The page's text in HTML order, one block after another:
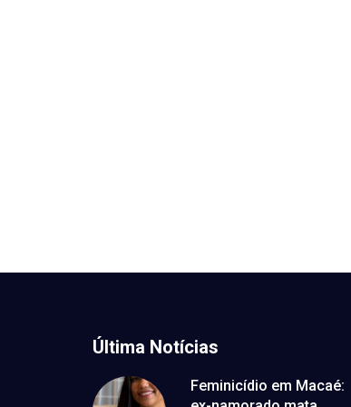
Última Notícias
Feminicídio em Macaé: